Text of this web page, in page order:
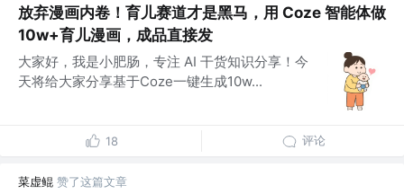
放弃漫画内卷！育儿赛道才是黑马，用 Coze 智能体做
10w+育儿漫画，成品直接发
大家好，我是小肥肠，专注 AI 干货知识分享！今
天将给大家分享基于Coze一键生成10w...
18 评论
菜虚鲲 赞了这篇文章